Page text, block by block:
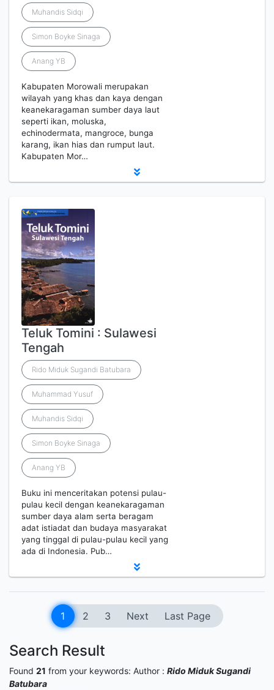
Muhandis Sidqi
Simon Boyke Sinaga
Anang YB
Kabupaten Morowali merupakan
wilayah yang khas dan kaya dengan
keanekaragaman sumber daya laut
seperti ikan, moluska,
echinodermata, mangroce, bunga
karang, ikan hias dan rumput laut.
Kabupaten Mor…
Teluk Tomini : Sulawesi
Tengah
Rido Miduk Sugandi Batubara
Muhammad Yusuf
Muhandis Sidqi
Simon Boyke Sinaga
Anang YB
Buku ini menceritakan potensi pulau-
pulau kecil dengan keanekaragaman
sumber daya alam serta beragam
adat istiadat dan budaya masyarakat
yang tinggal di pulau-pulau kecil yang
ada di Indonesia. Pub…
1 2 3 Next Last Page
Search Result
Found 21 from your keywords: Author : Rido Miduk Sugandi
Batubara